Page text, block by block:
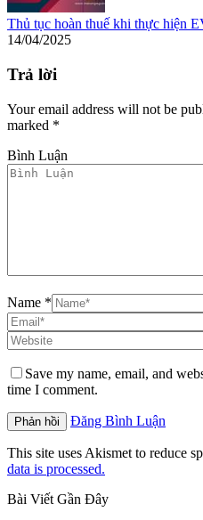
Thủ tục hoàn thuế khi thực hiện
14/04/2025
Trả lời
Your email address will not be
marked *
Bình Luận
Name *
Save my name, email, and
time I comment.
Đăng Bình Luận
This site uses Akismet to reduce
data is processed.
Bài Viết Gần Đây